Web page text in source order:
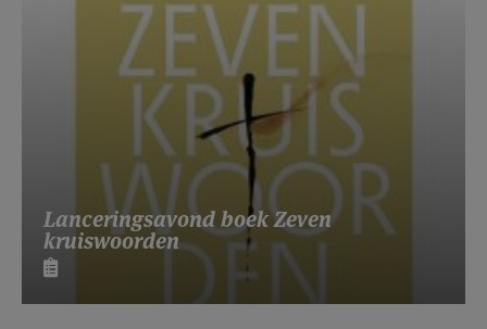
Lanceringsavond boek Zeven
kruiswoorden